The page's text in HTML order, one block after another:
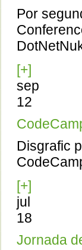
Por
[+]
sep
12
Disgrafic
[+]
jul
18
Jornada